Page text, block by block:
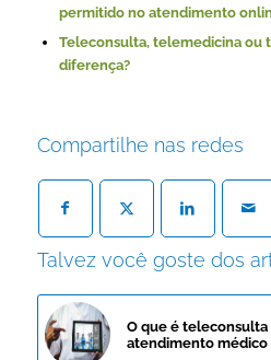
permitido no atendimento
Teleconsulta, telemedicina ou
diferença?
Compartilhe nas redes
Talvez você goste dos
O que é
atendimento médico